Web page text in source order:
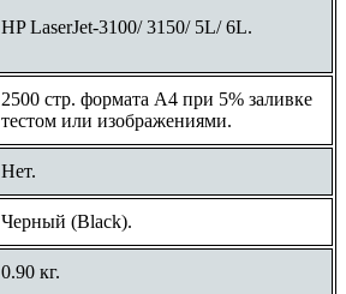
HP LaserJet-3100/ 3150/ 5L/ 6L.
2500 стр. формата A4 при 5% заливке
тестом или изображениями.
Нет.
Черный (Black).
0.90 кг.